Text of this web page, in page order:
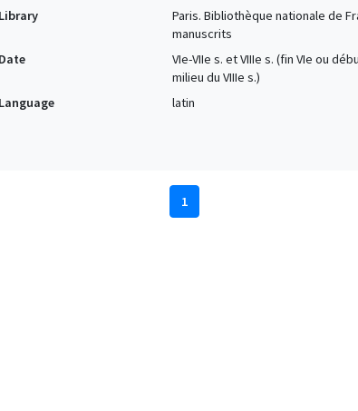
Library
Paris. Bibliothèque nationale de
manuscrits
Date
VIe-VIIe s. et VIIIe s. (fin VIe ou
milieu du VIIIe s.)
Language
latin
1